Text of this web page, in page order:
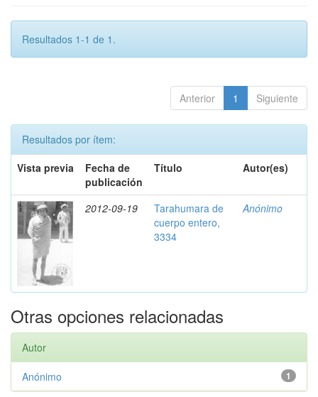
Resultados 1-1 de 1.
Anterior 1 Siguiente
Resultados por ítem:
Vista previa
Fecha de
publicación
Título Autor(es)
2012-09-19
Tarahumara de
cuerpo entero,
3334
Anónimo
Otras opciones relacionadas
Autor
1
Anónimo